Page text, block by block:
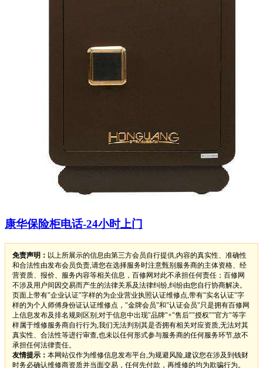
康华保险柜电话-24小时上门
免责声明： 以上所展示的信息由第三方会员自行提供,内容的真实性、准确性
和合法性由发布会员负责,请您在选择服务时注意甄别服务商的主体资格、经
营资质、报价、服务内容等相关信息，百修网对此不承担任何责任；百修网
不涉及用户间因交易而产生的法律关系及法律纠纷,纠纷由您自行协商解决。
页面上带有"企业认证"字样的为企业营业执照认证维修点,带有"实名认证"字
样的为个人师傅身份证认证维修点，"金牌会员"和"认证会员"只是拥有百修网
上信息发布及排名规则区别;对于信息中出现"品牌"+"售后""授权""官方"等字
样属于维修服务商自行行为,我们无法判别其是否拥有相关对应资质,无法对其
真实性、合法性等进行审查,也未以任何形式参与服务商的任何服务环节,故不
承担任何法律责任。
友情提示： 本网站仅作为维修信息发布平台,为规避风险,建议您在涉及到钱财
时务必确认维修商资质并当面交易，任何先付款，再维修的均为欺骗行为。